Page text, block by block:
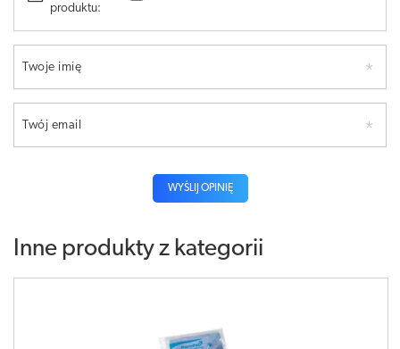
produktu:
Twoje imię
Twój email
WYŚLIJ OPINIĘ
Inne produkty z kategorii